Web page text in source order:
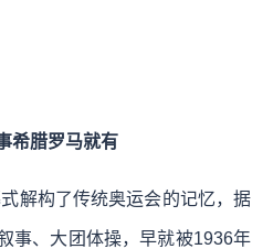
希腊罗马就有
解构了传统奥运会的记忆，据
事、大团体操，早就被1936年